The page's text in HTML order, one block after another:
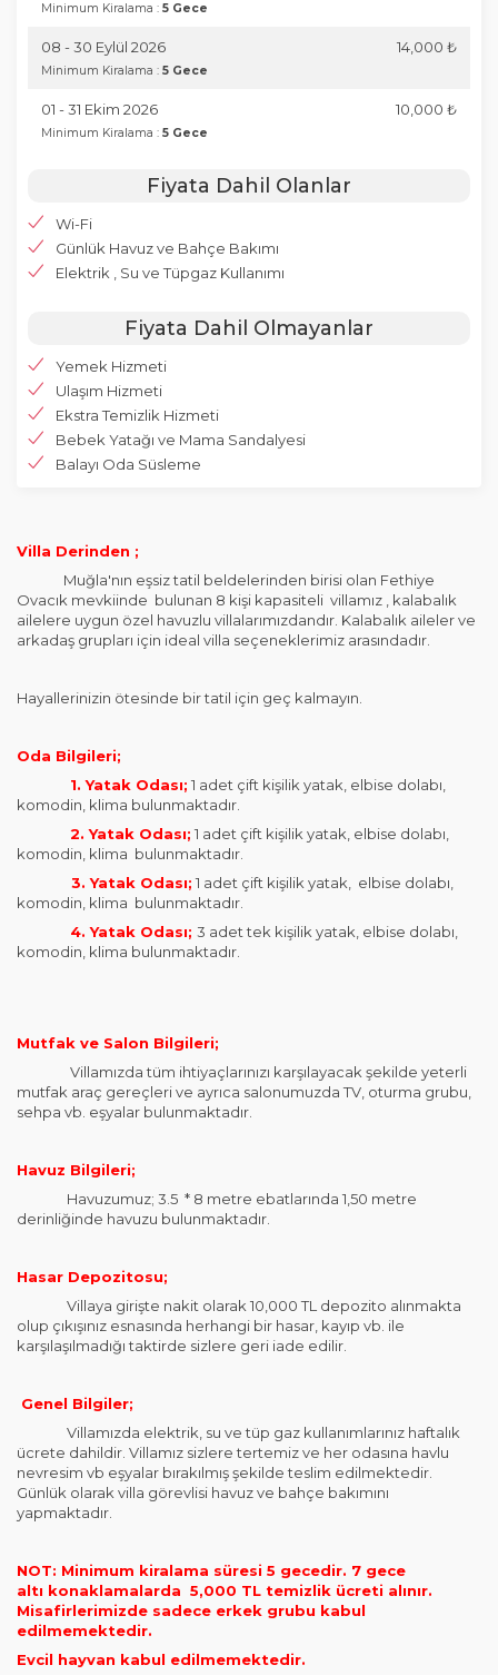
Minimum Kiralama : 5 Gece
08 - 30 Eylül 2026
Minimum Kiralama : 5 Gece
14,000 ₺
01 - 31 Ekim 2026
Minimum Kiralama : 5 Gece
10,000 ₺
Fiyata Dahil Olanlar
Wi-Fi
Günlük Havuz ve Bahçe Bakımı
Elektrik , Su ve Tüpgaz Kullanımı
Fiyata Dahil Olmayanlar
Yemek Hizmeti
Ulaşım Hizmeti
Ekstra Temizlik Hizmeti
Bebek Yatağı ve Mama Sandalyesi
Balayı Oda Süsleme
Villa Derinden ;
Muğla'nın eşsiz tatil beldelerinden birisi olan Fethiye
Ovacık mevkiinde bulunan 8 kişi kapasiteli villamız , kalabalık
ailelere uygun özel havuzlu villalarımızdandır. Kalabalık aileler ve
arkadaş grupları için ideal villa seçeneklerimiz arasındadır.
Hayallerinizin ötesinde bir tatil için geç kalmayın.
Oda Bilgileri;
1. Yatak Odası; 1 adet çift kişilik yatak, elbise dolabı,
komodin, klima bulunmaktadır.
2. Yatak Odası; 1 adet çift kişilik yatak, elbise dolabı,
komodin, klima bulunmaktadır.
3. Yatak Odası; 1 adet çift kişilik yatak, elbise dolabı,
komodin, klima bulunmaktadır.
4. Yatak Odası; 3 adet tek kişilik yatak, elbise dolabı,
komodin, klima bulunmaktadır.
Mutfak ve Salon Bilgileri;
Villamızda tüm ihtiyaçlarınızı karşılayacak şekilde yeterli
mutfak araç gereçleri ve ayrıca salonumuzda TV, oturma grubu,
sehpa vb. eşyalar bulunmaktadır.
Havuz Bilgileri;
Havuzumuz; 3.5 * 8 metre ebatlarında 1,50 metre
derinliğinde havuzu bulunmaktadır.
Hasar Depozitosu;
Villaya girişte nakit olarak 10,000 TL depozito alınmakta
olup çıkışınız esnasında herhangi bir hasar, kayıp vb. ile
karşılaşılmadığı taktirde sizlere geri iade edilir.
Genel Bilgiler;
Villamızda elektrik, su ve tüp gaz kullanımlarınız haftalık
ücrete dahildir. Villamız sizlere tertemiz ve her odasına havlu
nevresim vb eşyalar bırakılmış şekilde teslim edilmektedir.
Günlük olarak villa görevlisi havuz ve bahçe bakımını
yapmaktadır.
NOT: Minimum kiralama süresi 5 gecedir. 7 gece
altı konaklamalarda 5,000 TL temizlik ücreti alınır.
Misafirlerimizde sadece erkek grubu kabul
edilmemektedir.
Evcil hayvan kabul edilmemektedir.